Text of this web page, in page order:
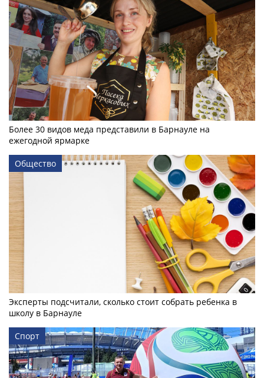
Более 30 видов меда представили в Барнауле на
ежегодной ярмарке
Общество
Эксперты подсчитали, сколько стоит собрать ребенка в
школу в Барнауле
Спорт